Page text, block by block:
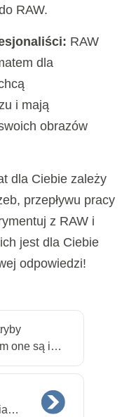
RAW.
RAW
dla
i mają
obrazów
dla Ciebie zależy
przepływu pracy
z RAW i
jest dla Ciebie
odpowiedzi!
one są i